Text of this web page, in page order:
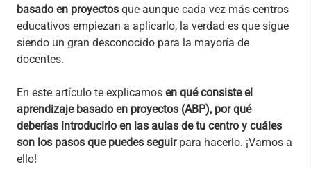
basado en proyectos que aunque cada vez más centros
educativos empiezan a aplicarlo, la verdad es que sigue
siendo un gran desconocido para la mayoría de
docentes.
En este artículo te explicamos en qué consiste el
aprendizaje basado en proyectos (ABP), por qué
deberías introducirlo en las aulas de tu centro y cuáles
son los pasos que puedes seguir para hacerlo. ¡Vamos a
ello!